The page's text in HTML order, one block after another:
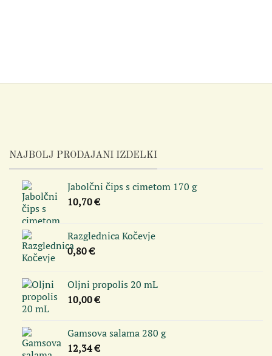
NAJBOLJ PRODAJANI IZDELKI
Jabolčni čips s cimetom 170 g
10,70€
Razglednica Kočevje
0,80€
Oljni propolis 20 mL
10,00€
Gamsova salama 280 g
12,34€